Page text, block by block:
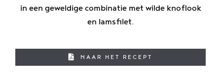
in een geweldige combinatie met wilde knoflook
en lamsfilet.
NAAR HET RECEPT